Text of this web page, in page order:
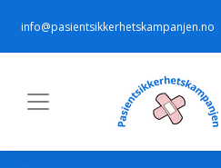
info@pasientsikkerhetskampanjen.no